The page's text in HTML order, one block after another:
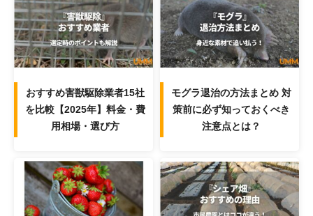
おすすめ害獣駆除業者15社
を比較【2025年】料金・費
用相場・選び方
モグラ退治の方法まとめ 対
策前に必ず知っておくべき
注意点とは？